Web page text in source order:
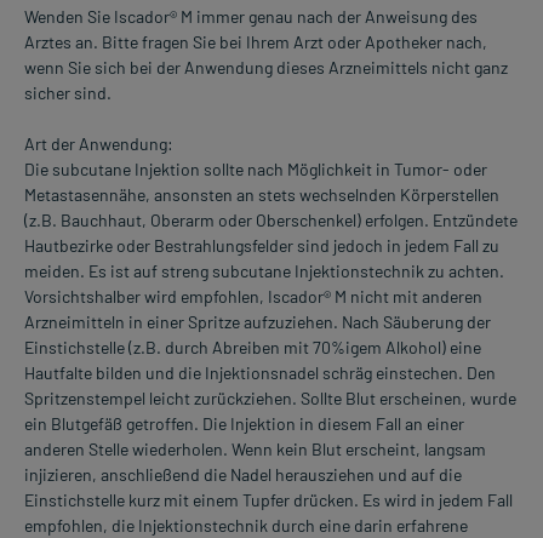
Wenden Sie Iscador® M immer genau nach der Anweisung des
Arztes an. Bitte fragen Sie bei Ihrem Arzt oder Apotheker nach,
wenn Sie sich bei der Anwendung dieses Arzneimittels nicht ganz
sicher sind.
Art der Anwendung:
Die subcutane Injektion sollte nach Möglichkeit in Tumor- oder
Metastasennähe, ansonsten an stets wechselnden Körperstellen
(z.B. Bauchhaut, Oberarm oder Oberschenkel) erfolgen. Entzündete
Hautbezirke oder Bestrahlungsfelder sind jedoch in jedem Fall zu
meiden. Es ist auf streng subcutane Injektionstechnik zu achten.
Vorsichtshalber wird empfohlen, Iscador® M nicht mit anderen
Arzneimitteln in einer Spritze aufzuziehen. Nach Säuberung der
Einstichstelle (z.B. durch Abreiben mit 70%igem Alkohol) eine
Hautfalte bilden und die Injektionsnadel schräg einstechen. Den
Spritzenstempel leicht zurückziehen. Sollte Blut erscheinen, wurde
ein Blutgefäß getroffen. Die Injektion in diesem Fall an einer
anderen Stelle wiederholen. Wenn kein Blut erscheint, langsam
injizieren, anschließend die Nadel herausziehen und auf die
Einstichstelle kurz mit einem Tupfer drücken. Es wird in jedem Fall
empfohlen, die Injektionstechnik durch eine darin erfahrene